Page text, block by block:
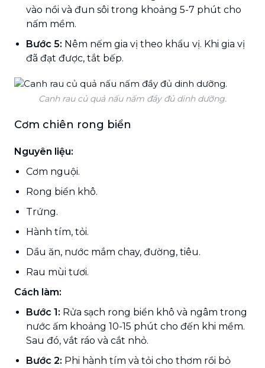
vào nồi và đun sôi trong khoảng 5-7 phút cho
nấm mềm.
Bước 5: Nêm nếm gia vị theo khẩu vị. Khi gia vị
đã đạt được, tắt bếp.
Canh rau củ quả nấu nấm đầy đủ dinh dưỡng.
Cơm chiên rong biển
Nguyên liệu:
Cơm nguội.
Rong biển khô.
Trứng.
Hành tím, tỏi.
Dầu ăn, nước mắm chay, đường, tiêu.
Rau mùi tươi.
Cách làm:
Bước 1: Rửa sạch rong biển khô và ngâm trong
nước ấm khoảng 10-15 phút cho đến khi mềm.
Sau đó, vắt ráo và cắt nhỏ.
Bước 2: Phi hành tím và tỏi cho thơm rồi bỏ